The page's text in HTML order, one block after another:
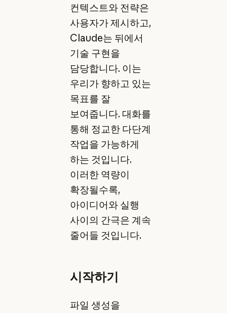
컨텍스트와 전략은
사용자가 제시하고,
Claude는 뒤에서
기술 구현을
담당합니다. 이는
우리가 향하고 있는
목표를 잘
보여줍니다. 대화를
통해 정교한 다단계
작업을 가능하게
하는 것입니다.
이러한 역량이
확장될수록,
아이디어와 실행
사이의 간극은 계속
줄어들 것입니다.
시작하기
파일 생성을